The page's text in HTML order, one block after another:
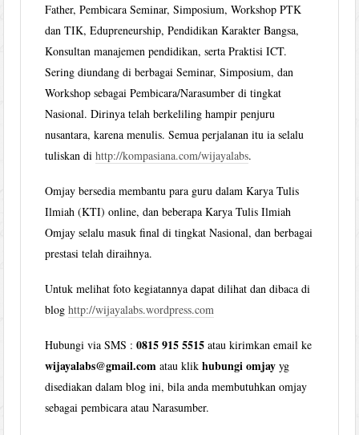
Father, Pembicara Seminar, Simposium, Workshop PTK
dan TIK, Edupreneurship, Pendidikan Karakter Bangsa,
Konsultan manajemen pendidikan, serta Praktisi ICT.
Sering diundang di berbagai Seminar, Simposium, dan
Workshop sebagai Pembicara/Narasumber di tingkat
Nasional. Dirinya telah berkeliling hampir penjuru
nusantara, karena menulis. Semua perjalanan itu ia selalu
tuliskan dihttp://kompasiana.com/wijayalabs.
Omjay bersedia membantu para guru dalam Karya Tulis
Ilmiah (KTI) online, dan beberapa Karya Tulis Ilmiah
Omjay selalu masuk final di tingkat Nasional, dan berbagai
prestasi telah diraihnya.
Untuk melihat foto kegiatannya dapat dilihat dan dibaca di
bloghttp://wijayalabs.wordpress.com
Hubungi via SMS :0815 915 5515 atau kirimkan email ke
wijayalabs@gmail.com atau klikhubungi omjay yg
disediakan dalam blog ini, bila anda membutuhkan omjay
sebagai pembicara atau Narasumber.